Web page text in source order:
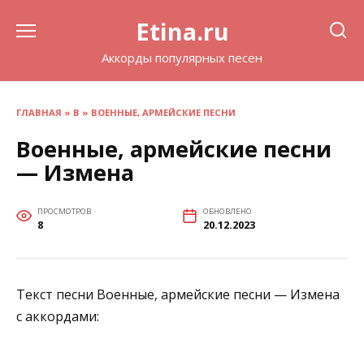
Etina.ru
Аккорды популярных песен
ГЛАВНАЯ » В » ВОЕННЫЕ, АРМЕЙСКИЕ ПЕСНИ
Военные, армейские песни
— Измена
ПРОСМОТРОВ
8
ОБНОВЛЕНО
20.12.2023
Текст песни Военные, армейские песни — Измена
с аккордами: